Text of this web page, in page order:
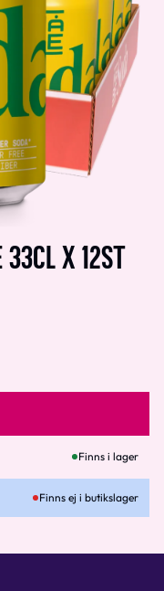
33CL X 12ST
Finns i lager
Finns ej i butikslager